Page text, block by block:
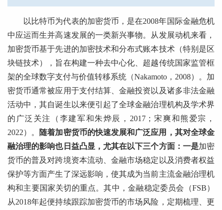
以比特币为代表的加密货币，是在2008年国际金融危机
中应运而生并高速发展的一类新兴事物。从发展动机来看，
加密货币基于先进的加密技术和分布式账本技术（特别是区
块链技术），旨在构建一种去中心化、超越传统国家监管框
架的全球数字支付与价值转移系统（Nakamoto，2008）。加
密货币通常被应用于支付结算、金融投资以及诸多非法金融
活动中，其自诞生以来便引起了全球金融治理机构及学术界
的广泛关注（李建军和朱烨辰，2017；宋爽和熊爱宗，
2022）。
随着加密货币的快速发展和广泛应用，其对全球金
融治理的影响也日益凸显，尤其在以下三个方面：一是加密
货币的普及对跨境资本流动、金融市场稳定以及消费者权益
保护等方面产生了深远影响，使其成为当前主流金融治理机
构和主要国家关切的重点。其中，金融稳定委员会（FSB）
从2018年起便持续跟踪加密货币的市场风险，定期梳理、更